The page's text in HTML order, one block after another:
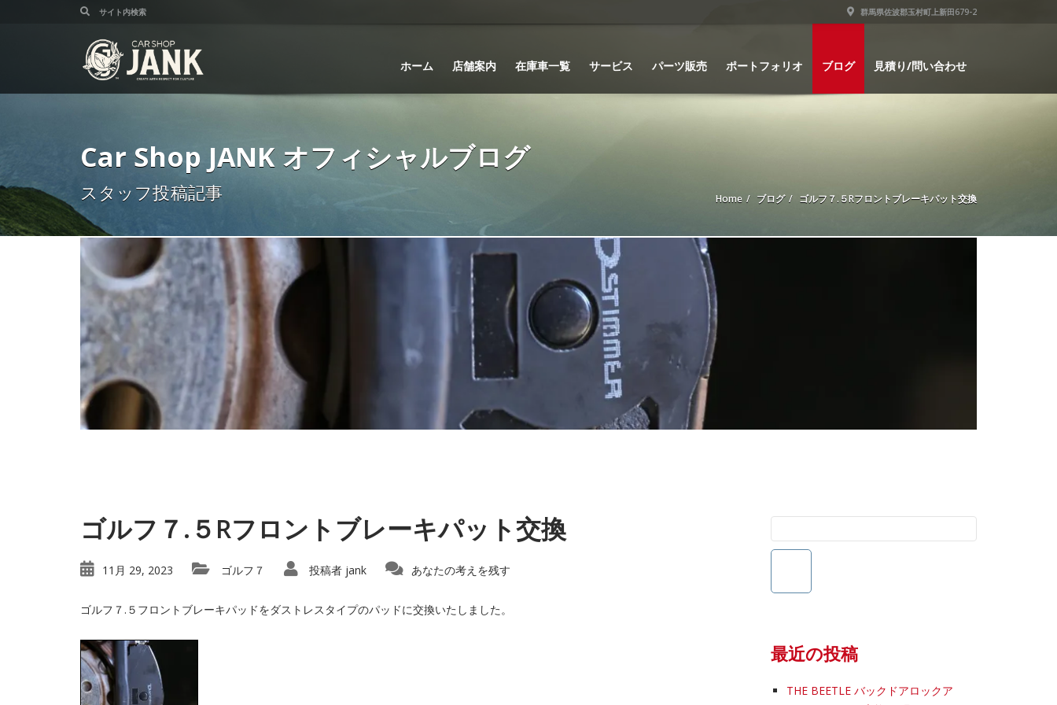
群馬県佐波郡玉村町上新田679-2
ホーム 店舗案内 在庫車一覧 サービス パーツ販売 ポートフォリオ ブログ 見積り/問い合わせ
Car Shop JANK オフィシャルブログ
スタッフ投稿記事 Home ブログ ゴルフ７.５Rフロントブレーキパット交換
ゴルフ７.５Rフロントブレーキパット交換
11月 29, 2023 ゴルフ７ 投稿者 jank あなたの考えを残す
ゴルフ７.５フロントブレーキパッドをダストレスタイプのパッドに交換いたしました。
最近の投稿
THE BEETLE バックドアロックア